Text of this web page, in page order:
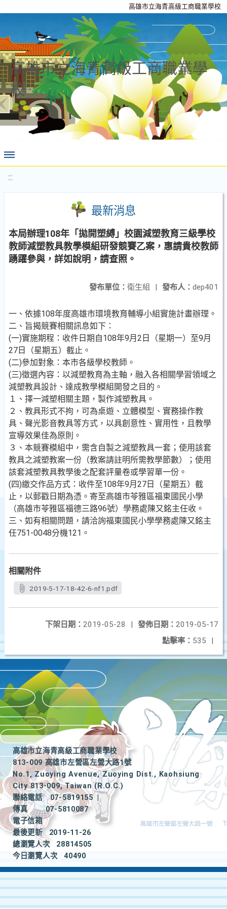
高雄市立海青高級工商職業學校
高雄市立海青高級工商職業學
校
:::
最新消息
本局辦理108年「拋開塑縛」校園減塑教育三級學校
教師減塑教具教學模組研發競賽乙案，惠請貴校教師
踴躍參與，詳如說明，請查照。
發布人： dep401
發布單位： 衛生組 |
一、依據108年度高雄市環境教育輔導小組實施計畫辦理。
二、旨揭競賽相關訊息如下：
(一)實施期程：收件日期自108年9月2日（星期一）至9月
27日（星期五）截止。
(二)參加對象：本市各級學校教師。
(三)徵選內容：以減塑教育為主軸，融入各相關學習領域之
減塑教具設計、達成教學模組開發之目的。
１、擇一減塑相關主題，製作減塑教具。
２、教具形式不拘，可為桌遊、立體模型、實務操作教
具、聲光影音教具等方式，以具創意性、實用性，且教學
宣導效果佳為原則。
３、本競賽模組中，需含自製之減塑教具一套；使用該套
教具之減塑教案一份（教案請註明所需教學節數）；使用
該套減塑教具教學後之配套評量卷或學習單一份。
(四)繳交作品方式：收件至108年9月27日（星期五）截
止，以郵戳日期為憑。寄至高雄市苓雅區福東國民小學
（高雄市苓雅區福德三路96號）學務處陳又銘主任收。
三、如有相關問題，請洽詢福東國民小學學務處陳又銘主
任751-0048分機121。
相關附件
2019-5-17-18-42-6-nf1.pdf
發佈日期： 2019-05-17
下架日期： 2019-05-28
|
點擊率： 535 |
高雄市立海青高級工商職業學校
813-009 高雄市左營區左營大路1號
No.1, Zuoying Avenue, Zuoying Dist., Kaohsiung
City 813-009, Taiwan (R.O.C.)
聯絡電話
07-5819155
|
傳真
07-5810087
電子信箱
最後更新
2019-11-26
總瀏覽人次
28814505
今日瀏覽人次
40490